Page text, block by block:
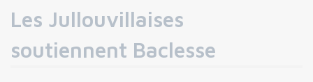
Les Jullouvillaises
soutiennent Baclesse